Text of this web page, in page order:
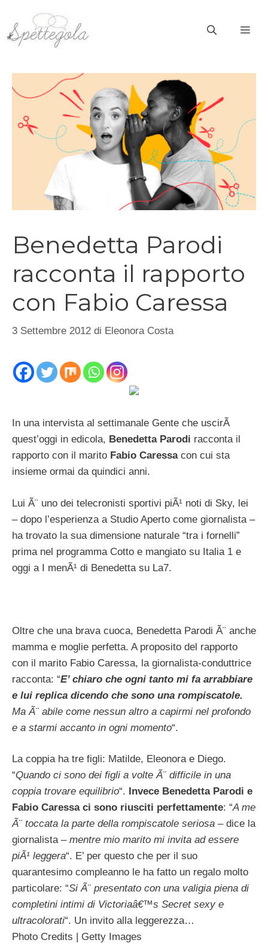
contenuto
Benedetta Parodi
racconta il rapporto
con Fabio Caressa
3 Settembre 2012 di Eleonora Costa
In una intervista al settimanale Gente che uscirÃ
quest’oggi in edicola, Benedetta Parodi racconta il
rapporto con il marito Fabio Caressa con cui sta
insieme ormai da quindici anni.
Lui Ã¨ uno dei telecronisti sportivi piÃ¹ noti di Sky, lei
– dopo l’esperienza a Studio Aperto come giornalista –
ha trovato la sua dimensione naturale “tra i fornelli”
prima nel programma Cotto e mangiato su Italia 1 e
oggi a I menÃ¹ di Benedetta su La7.
Oltre che una brava cuoca, Benedetta Parodi Ã¨ anche
mamma e moglie perfetta. A proposito del rapporto
con il marito Fabio Caressa, la giornalista-conduttrice
racconta: “E’ chiaro che ogni tanto mi fa arrabbiare
e lui replica dicendo che sono una rompiscatole.
Ma Ã¨ abile come nessun altro a capirmi nel profondo
e a starmi accanto in ogni momento“.
La coppia ha tre figli: Matilde, Eleonora e Diego.
“Quando ci sono dei figli a volte Ã¨ difficile in una
coppia trovare equilibrio“.
Invece Benedetta Parodi e
Fabio Caressa ci sono riusciti perfettamente: “A me
Ã¨ toccata la parte della rompiscatole seriosa – dice la
giornalista – mentre mio marito mi invita ad essere
piÃ¹ leggera“. E’ per questo che per il suo
quarantesimo compleanno le ha fatto un regalo molto
particolare: “Si Ã¨ presentato con una valigia piena di
completini intimi di Victoriaâ€™s Secret sexy e
ultracolorati“. Un invito alla leggerezza…
Photo Credits | Getty Images